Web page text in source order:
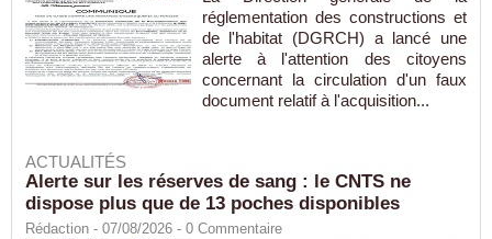
réglementation des constructions et
de l'habitat (DGRCH) a lancé une
alerte à l'attention des citoyens
concernant la circulation d'un faux
document relatif à l'acquisition...
ACTUALITÉS
Alerte sur les réserves de sang : le CNTS ne
dispose plus que de 13 poches disponibles
Rédaction - 07/08/2026 - 0 Commentaire